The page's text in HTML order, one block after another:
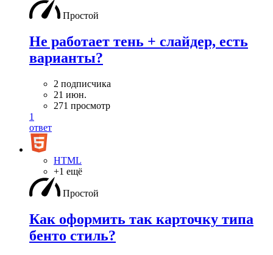
Простой
Не работает тень + слайдер, есть
варианты?
2 подписчика
21 июн.
271 просмотр
1
ответ
HTML
+1 ещё
Простой
Как оформить так карточку типа
бенто стиль?